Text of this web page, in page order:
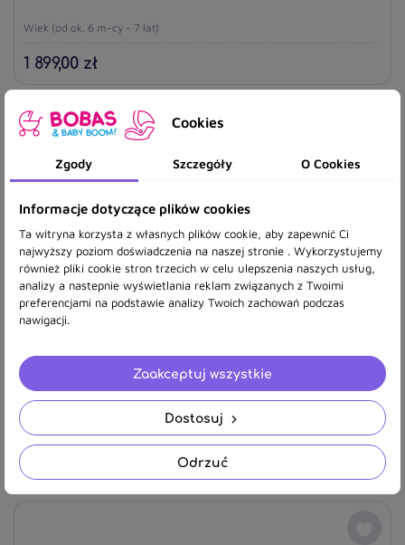
Wiek (od ok. 6 m-cy - 7 lat)
1 899,00 zł
RECARO SALIA 125 FIBRE BLACK
Cookies
Zgody Szczegóły O Cookies
Informacje dotyczące plików cookies
Ta witryna korzysta z własnych plików cookie, aby zapewnić Ci
najwyższy poziom doświadczenia na naszej stronie . Wykorzystujemy
również pliki cookie stron trzecich w celu ulepszenia naszych usług,
analizy a nastepnie wyświetlania reklam związanych z Twoimi
preferencjami na podstawie analizy Twoich zachowań podczas
nawigacji.
Odrzuć
Dostosuj
Zaakceptuj wszystkie